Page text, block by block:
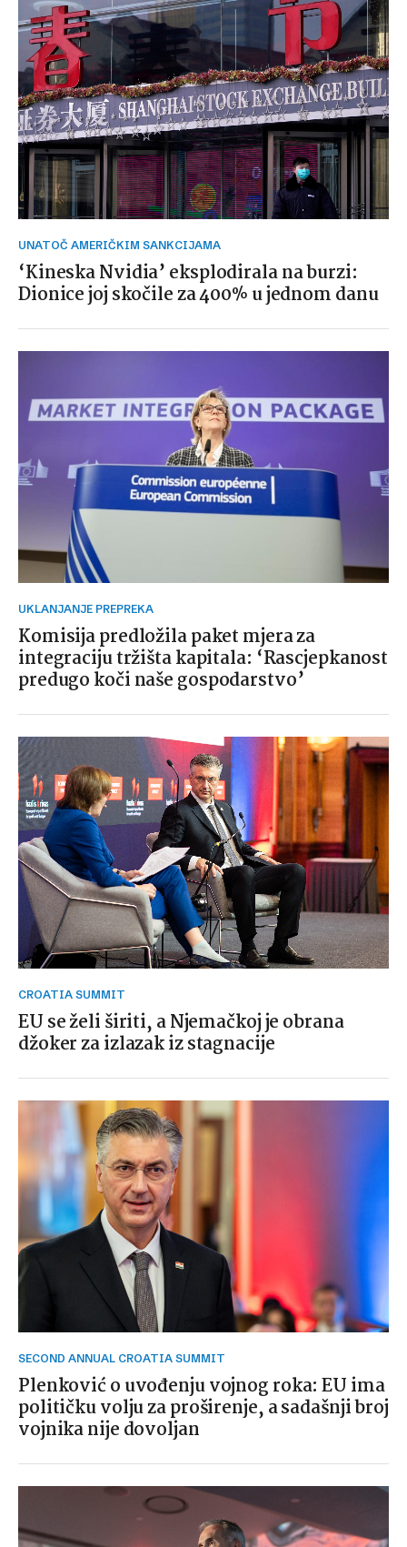
UNATOČ AMERIČKIM SANKCIJAMA
‘Kineska Nvidia’ eksplodirala na burzi:
Dionice joj skočile za 400% u jednom danu
UKLANJANJE PREPREKA
Komisija predložila paket mjera za
integraciju tržišta kapitala: ‘Rascjepkanost
predugo koči naše gospodarstvo’
CROATIA SUMMIT
EU se želi širiti, a Njemačkoj je obrana
džoker za izlazak iz stagnacije
SECOND ANNUAL CROATIA SUMMIT
Plenković o uvođenju vojnog roka: EU ima
političku volju za proširenje, a sadašnji broj
vojnika nije dovoljan